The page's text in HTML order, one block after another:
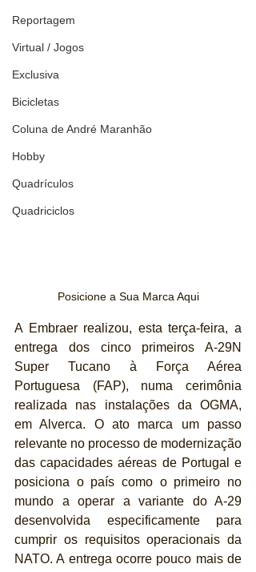
Reportagem
Virtual / Jogos
Exclusiva
Bicicletas
Coluna de André Maranhão
Hobby
Quadrículos
Quadriciclos
Posicione a Sua Marca Aqui
A Embraer realizou, esta terça-feira, a
entrega dos cinco primeiros A-29N
Super Tucano à Força Aérea
Portuguesa (FAP), numa cerimônia
realizada nas instalações da OGMA,
em Alverca. O ato marca um passo
relevante no processo de modernização
das capacidades aéreas de Portugal e
posiciona o país como o primeiro no
mundo a operar a variante do A-29
desenvolvida especificamente para
cumprir os requisitos operacionais da
NATO. A entrega ocorre pouco mais de